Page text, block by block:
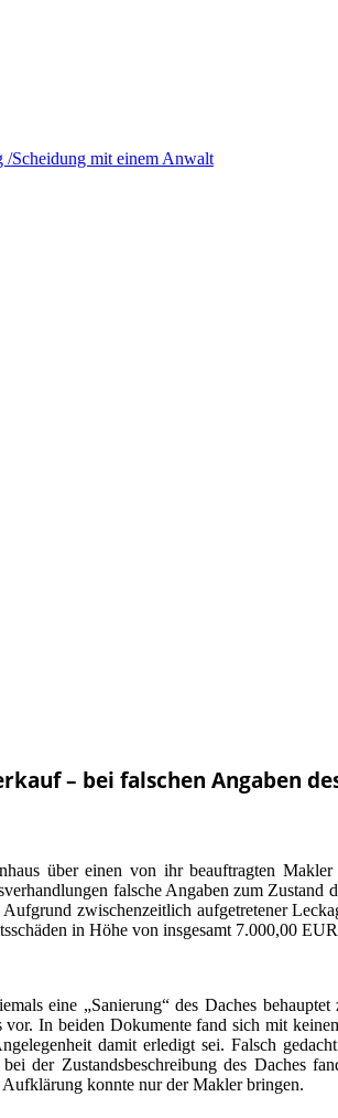
/Scheidung mit einem Anwalt
– bei falschen Angaben
über einen von ihr beauftragten
falsche Angaben zum
zwischenzeitlich aufgetretener
in Höhe von insgesamt 7.000,00
eine „Sanierung“ des Daches
In beiden Dokumente fand sich mit
damit erledigt sei. Falsch
der Zustandsbeschreibung des Daches
konnte nur der Makler bringen.